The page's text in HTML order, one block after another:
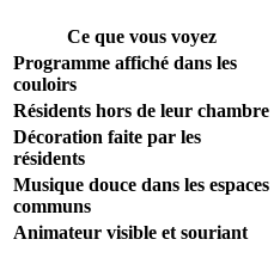
Ce que vous voyez
Programme affiché dans les
couloirs
Résidents hors de leur chambre
Décoration faite par les
résidents
Musique douce dans les espaces
communs
Animateur visible et souriant